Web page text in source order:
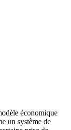
économique
un système de